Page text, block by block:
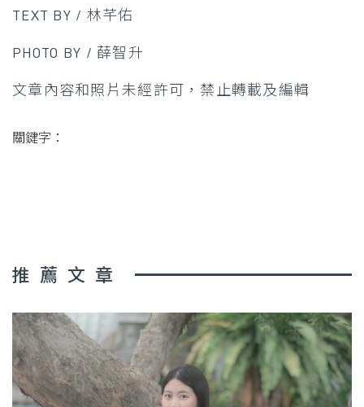
TEXT BY / 林芊佑
PHOTO BY / 薛智升
文章內容和照片未經許可，禁止轉載及編輯
關鍵字：
推薦文章